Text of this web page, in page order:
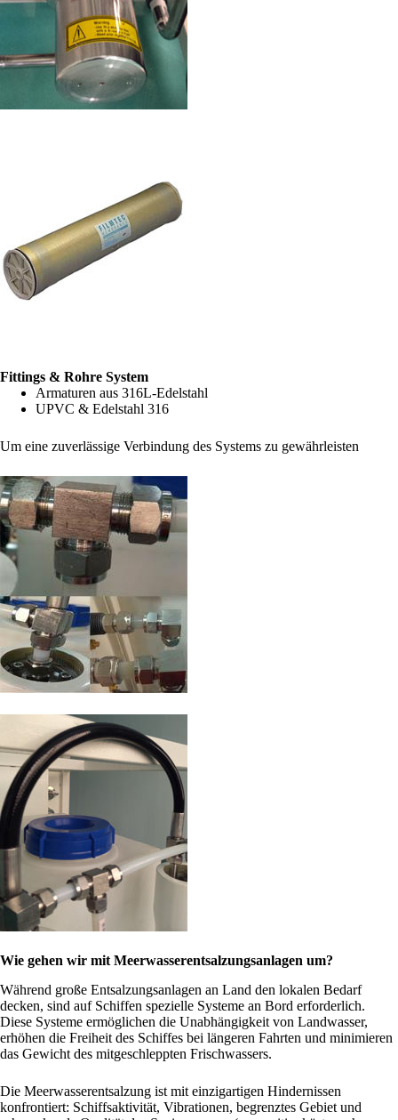
Fittings & Rohre System
Armaturen aus 316L-Edelstahl
UPVC & Edelstahl 316
Um eine zuverlässige Verbindung des Systems zu gewährleisten
Wie gehen wir mit Meerwasserentsalzungsanlagen um?
Während große Entsalzungsanlagen an Land den lokalen Bedarf
decken, sind auf Schiffen spezielle Systeme an Bord erforderlich.
Diese Systeme ermöglichen die Unabhängigkeit von Landwasser,
erhöhen die Freiheit des Schiffes bei längeren Fahrten und minimieren
das Gewicht des mitgeschleppten Frischwassers.
Die Meerwasserentsalzung ist mit einzigartigen Hindernissen
konfrontiert: Schiffsaktivität, Vibrationen, begrenztes Gebiet und